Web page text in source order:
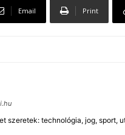
Email Print
szeretek: technológia, jog, sport,